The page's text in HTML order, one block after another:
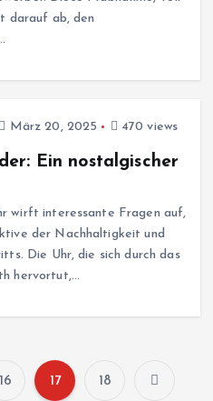
darauf ab, den
März 20, 2025 470 views
Ein nostalgischer
wirft interessante Fragen auf,
der Nachhaltigkeit und
Die Uhr, die sich durch das
hervortut,…
16 17 18